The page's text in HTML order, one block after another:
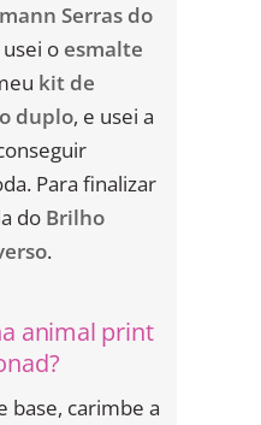
Serras do
o esmalte
kit de
duplo, e usei a
Para finalizar
do Brilho
.
animal print
base, carimbe a